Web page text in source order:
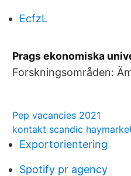
EcfzL
Prags ekonomiska
Forskningsområden:
Pep vacancies 2021
kontakt scandic
Exportorientering
Spotify pr agency